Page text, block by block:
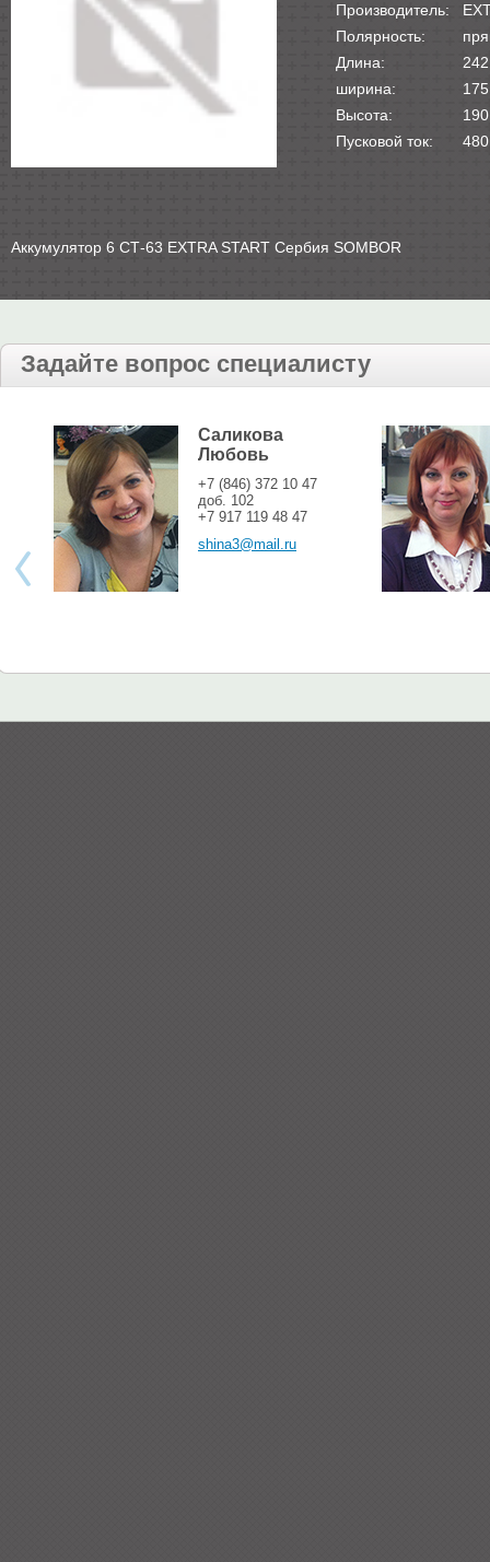
Производитель:
Полярность:
Длина:
242
ширина:
175
Высота:
190
Пусковой ток:
480
Аккумулятор 6 СТ-63 EXTRA START Сербия SOMBOR
Задайте вопрос специалисту
Саликова
Любовь
+7 (846) 372 10 47
доб. 102
+7 917 119 48 47
shina3@mail.ru